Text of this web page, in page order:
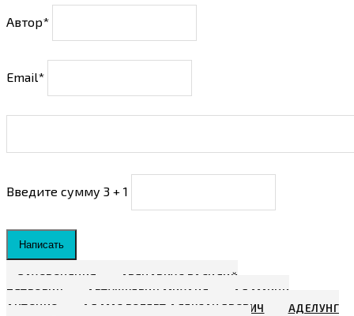
Автор*
Email*
Введите сумму 3 + 1
Написать
ЗАХОРОНЕНИЯ
АВЕНАРИУС ВАСИЛИЙ
ПЕТРОВИЧ
АВТУШКЕВИЧ МИХАИЛ
АДАМИНИ
АНТОНИО
АДАМС РОБЕРТ АЛЕКСАНДРОВИЧ
АДЕЛУНГ